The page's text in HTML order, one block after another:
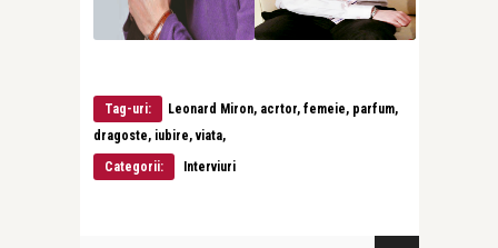
Tag-uri:
Leonard Miron, acrtor, femeie, parfum,
dragoste, iubire, viata,
Categorii:
Interviuri